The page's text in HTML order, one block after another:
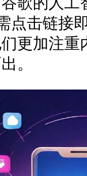
点击链
更加注
。